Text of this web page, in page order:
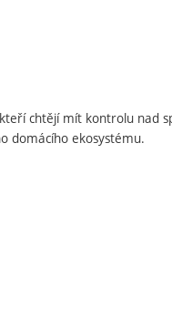
chtějí mít kontrolu nad
domácího ekosystému.